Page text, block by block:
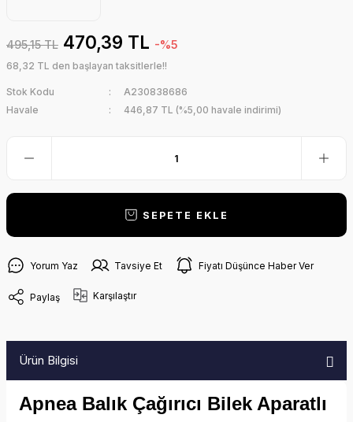
495,15 TL 470,39 TL -%5
68,32 TL den başlayan taksitlerle!!
Stok Kodu
A230838686
Havale
446,87 TL (%5,00 havale indirimi)
SEPETE EKLE
Yorum Yaz Tavsiye Et Fiyatı Düşünce Haber Ver
Paylaş Karşılaştır
Ürün Bilgisi
Apnea Balık Çağırıcı Bilek Aparatlı